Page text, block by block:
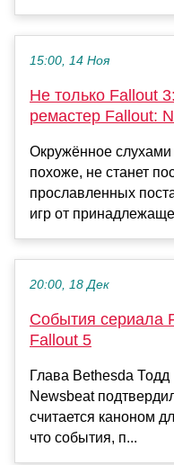
15:00, 14 Ноя
Не только Fallout
ремастер Fallout:
Окружённое
похоже, не станет
прославленных
игр от
20:00, 18 Дек
События сериала
Fallout 5
Глава Bethesda
Newsbeat
считается каноном
что события, п...